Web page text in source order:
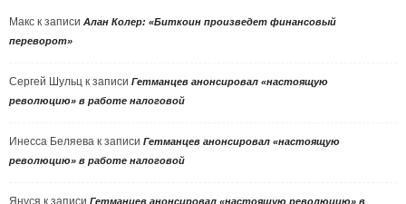
Макс к записи Алан Колер: «Биткоин произведет финансовый
переворот»
Сергей Шульц к записи Гетманцев анонсировал «настоящую
революцию» в работе налоговой
Инесса Беляева к записи Гетманцев анонсировал «настоящую
революцию» в работе налоговой
Гетманцев анонсировал «настоящую революцию» в